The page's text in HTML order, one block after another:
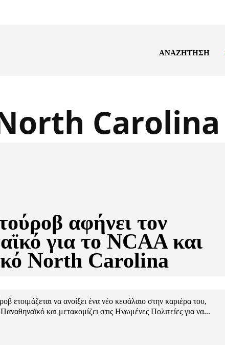
ΑΝΑΖΗΤΗΣΗ
Carolina
αφήνει τον
για το NCAA και
North Carolina
ετοιμάζεται να ανοίξει ένα νέο κεφάλαιο στην καριέρα του,
και μετακομίζει στις Ηνωμένες Πολιτείες για να...